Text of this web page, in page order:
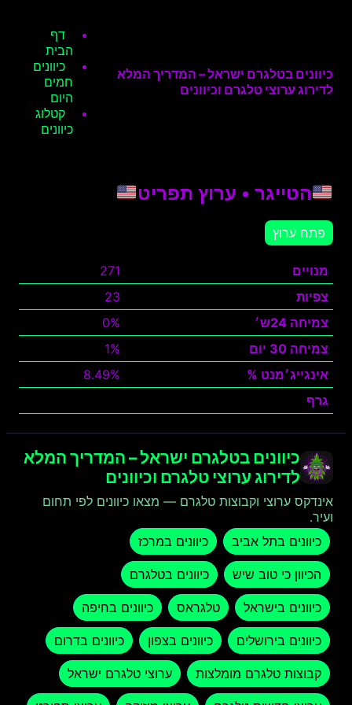
כיוונים בטלגרם ישראל – המדריך המלא
לדירוג ערוצי טלגרם וכיוונים
דף
הבית
כיוונים
חמים
היום
קטלוג
כיוונים
הטייגר • ערוץ תפריט
פתח ערוץ
מנויים
271
צפיות
23
צמיחה 24ש׳
0%
צמיחה 30 יום
1%
אינגייג׳מנט %
8.49%
גרף
כיוונים בטלגרם ישראל – המדריך המלא
לדירוג ערוצי טלגרם וכיוונים
אינדקס ערוצי וקבוצות טלגרם — מצאו כיוונים לפי תחום
ועיר.
כיוונים בתל אביב
כיוונים במרכז
הכיוון כי טוב שיש כיוונים בטלגרם
כיוונים בישראל טלגראס כיוונים בחיפה
כיוונים בירושלים כיוונים בצפון כיוונים בדרום
קבוצות טלגרם מומלצות ערוצי טלגרם ישראל